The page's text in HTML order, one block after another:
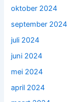
oktober 2024
september 2024
juli 2024
juni 2024
mei 2024
april 2024